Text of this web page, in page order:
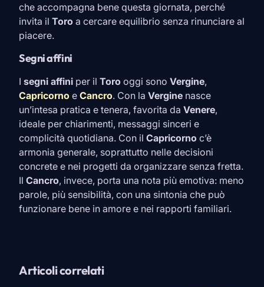
che accompagna bene questa giornata, perché
invita il Toro a cercare equilibrio senza rinunciare al
piacere.
Segni affini
I segni affini per il Toro oggi sono Vergine,
Capricorno e Cancro. Con la Vergine nasce
un’intesa pratica e tenera, favorita da Venere,
ideale per chiarimenti, messaggi sinceri e
complicità quotidiana. Con il Capricorno c’è
armonia generale, soprattutto nelle decisioni
concrete e nei progetti da organizzare senza fretta.
Il Cancro, invece, porta una nota più emotiva: meno
parole, più sensibilità, con una sintonia che può
funzionare bene in amore e nei rapporti familiari.
Articoli correlati